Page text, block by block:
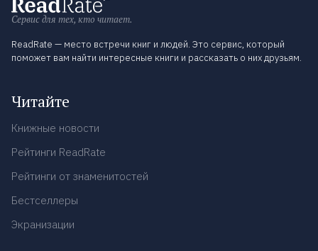
Сервис для тех, кто читает.
ReadRate — место встречи книг и людей. Это сервис, который
поможет вам найти интересные книги и рассказать о них друзьям.
Читайте
Книжные новости
Рейтинги ReadRate
Рейтинги от знаменитостей
Бестселлеры
Экранизации